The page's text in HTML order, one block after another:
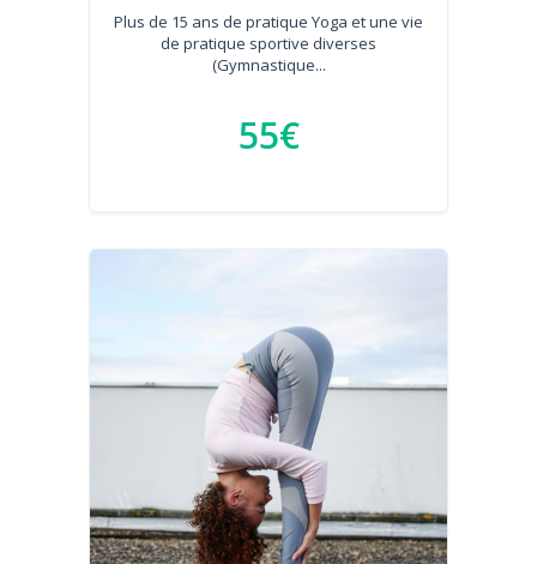
Plus de 15 ans de pratique Yoga et une vie
de pratique sportive diverses
(Gymnastique...
55€